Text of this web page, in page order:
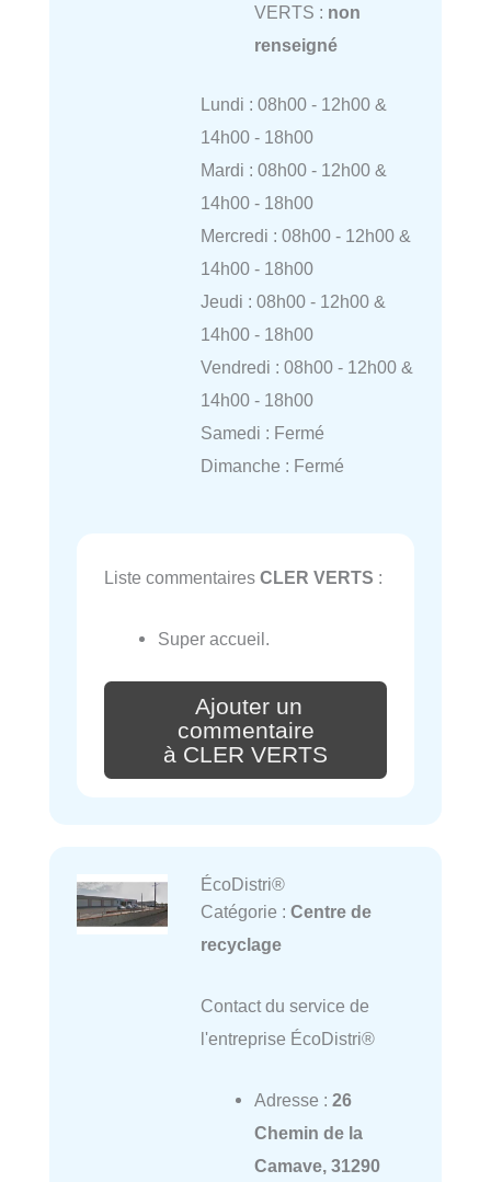
VERTS : non
renseigné
Lundi : 08h00 - 12h00 &
14h00 - 18h00
Mardi : 08h00 - 12h00 &
14h00 - 18h00
Mercredi : 08h00 - 12h00 &
14h00 - 18h00
Jeudi : 08h00 - 12h00 &
14h00 - 18h00
Vendredi : 08h00 - 12h00 &
14h00 - 18h00
Samedi : Fermé
Dimanche : Fermé
Liste commentaires CLER VERTS :
Super accueil.
Ajouter un
commentaire
à CLER VERTS
ÉcoDistri®
Catégorie : Centre de
recyclage
Contact du service de
l'entreprise ÉcoDistri®
Adresse : 26
Chemin de la
Camave, 31290